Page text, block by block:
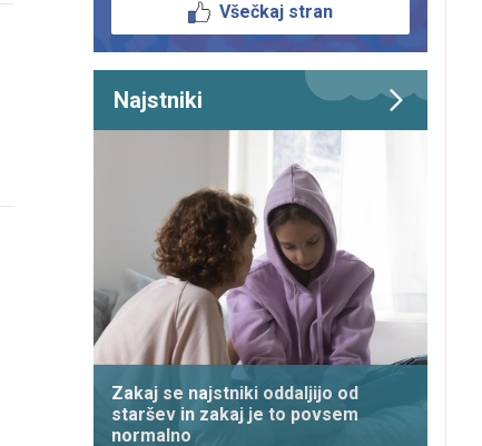
Všečkaj stran
Najstniki
Zakaj se najstniki oddaljijo od
staršev in zakaj je to povsem
normalno